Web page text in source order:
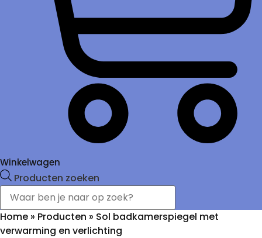
Winkelwagen
Producten zoeken
Home » Producten » Sol badkamerspiegel met
verwarming en verlichting